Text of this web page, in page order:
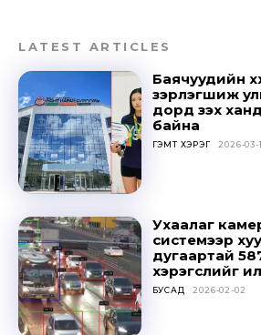
to stay in the
LATEST ARTICLES
Баячуудийн
зэрлэгшиж
дорд үзэх
байна
ГЭМТ ХЭРЭГ 2026-03-
Ухаалаг
системээр
дугаартай
хэрэгслийг
БУСАД 2026-02-02